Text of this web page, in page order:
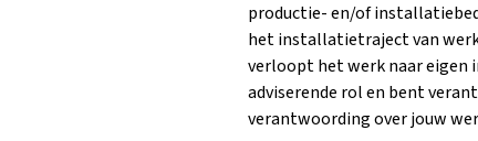
productie- en/of
het installatietraject van
verloopt het werk naar eigen
adviserende rol en bent
verantwoording over jouw